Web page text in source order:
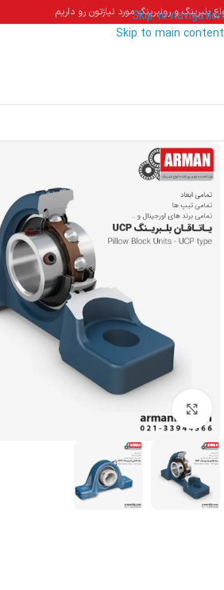
Skip to navigation
Skip to main content
بلبرینگ و رولبرینگ مورد نیازتون رو داریم